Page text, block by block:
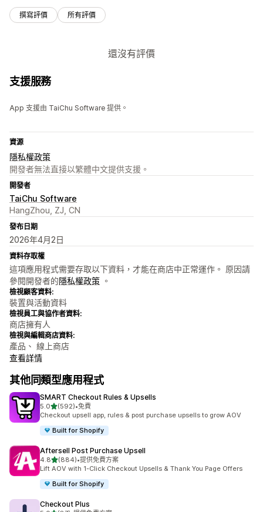
撰寫評價 所有評價
還沒有評價
支援服務
App 支援由 TaiChu Software 提供。
資源
隱私權政策
開發者無法直接以繁體中文提供支援。
開發者
TaiChu Software
HangZhou, ZJ, CN
發布日期
2026年4月2日
資料存取權
這項應用程式需要存取以下資料，才能在商店中正常運作。 原因請
參閱開發者的隱私權政策 。
檢視顧客資料:
裝置與活動資料
檢視員工與協作者資料:
商店擁有人
檢視與編輯商店資料:
產品、 線上商店
查看詳情
其他同類型應用程式
SMART Checkout Rules & Upsells
5.0滿分 5 顆星
(592)
共有 592 則評價
•免費
Checkout upsell app, rules & post purchase upsells to grow AOV
Built for Shopify
Aftersell Post Purchase Upsell
4.8滿分 5 顆星
(884)
共有 884 則評價
•提供免費方案
Lift AOV with 1-Click Checkout Upsells & Thank You Page Offers
Built for Shopify
Checkout Plus